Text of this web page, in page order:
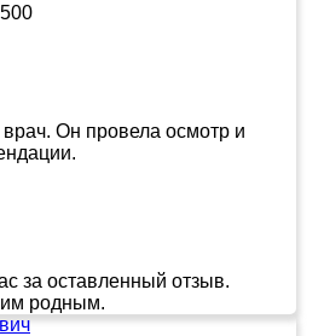
Он провела осмотр и
за оставленный отзыв.
родным.